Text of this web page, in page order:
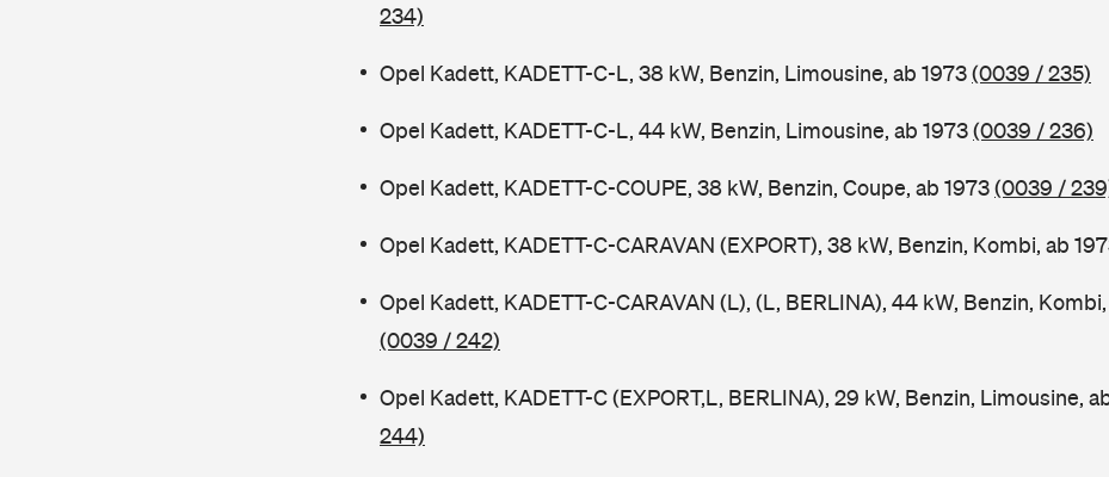
234)
Opel Kadett, KADETT-C-L, 38 kW, Benzin, Limousine, ab 1973(0039 / 235)
Opel Kadett, KADETT-C-L, 44 kW, Benzin, Limousine, ab 1973(0039 / 236)
Opel Kadett, KADETT-C-COUPE, 38 kW, Benzin, Coupe, ab 1973(0039 /
Opel Kadett, KADETT-C-CARAVAN (EXPORT), 38 kW, Benzin, Kombi, ab
Opel Kadett, KADETT-C-CARAVAN (L), (L, BERLINA), 44 kW, Benzin,
(0039 / 242)
Opel Kadett, KADETT-C (EXPORT,L, BERLINA), 29 kW, Benzin, Limousine,
244)